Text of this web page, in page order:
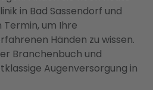
in Bad Sassendorf und
um Ihre
Händen zu wissen.
Branchenbuch und
Augenversorgung in